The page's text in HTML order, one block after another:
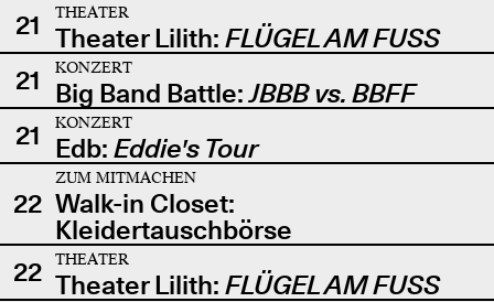
21
THEATER
Theater Lilith: FLÜGEL AM FUSS
21
KONZERT
Big Band Battle:JBBB vs. BBFF
21
KONZERT
Edb: Eddie's Tour
22
ZUM MITMACHEN
Walk-in Closet:
Kleidertauschbörse
22
THEATER
Theater Lilith: FLÜGEL AM FUSS